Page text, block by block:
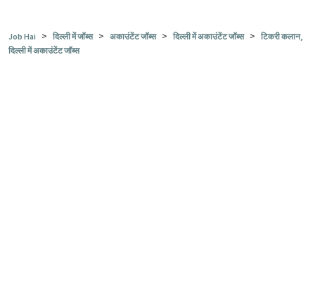
Job Hai > दिल्ली में जॉब्स > अकाउंटेंट जॉब्स > दिल्ली में अकाउंटेंट जॉब्स > टिकरी कलान,
दिल्ली में अकाउंटेंट जॉब्स